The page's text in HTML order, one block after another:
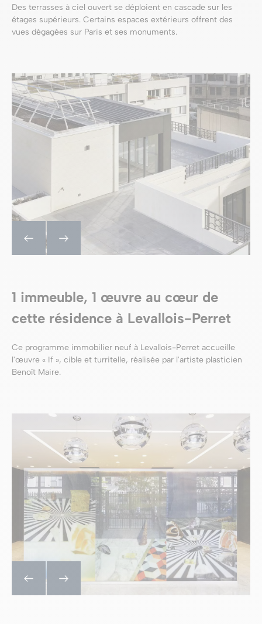
Des terrasses à ciel ouvert se déploient en cascade sur les
étages supérieurs. Certains espaces extérieurs offrent des
vues dégagées sur Paris et ses monuments.
1 immeuble, 1 œuvre au cœur de
cette résidence à Levallois-Perret
Ce programme immobilier neuf à Levallois-Perret accueille
l'œuvre « If », cible et turritelle, réalisée par l'artiste plasticien
Benoît Maire.